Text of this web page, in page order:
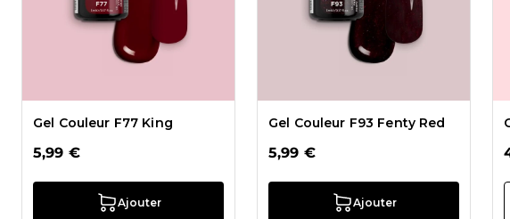
Gel Couleur F77 King
5,99 €
Ajouter
Gel Couleur F93 Fenty Red
5,99 €
Ajouter